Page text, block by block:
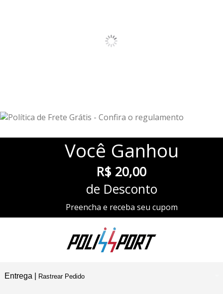
Você Ganhou
R$ 20,00
de Desconto
Preencha e receba seu cupom
Entrega | Rastrear Pedido